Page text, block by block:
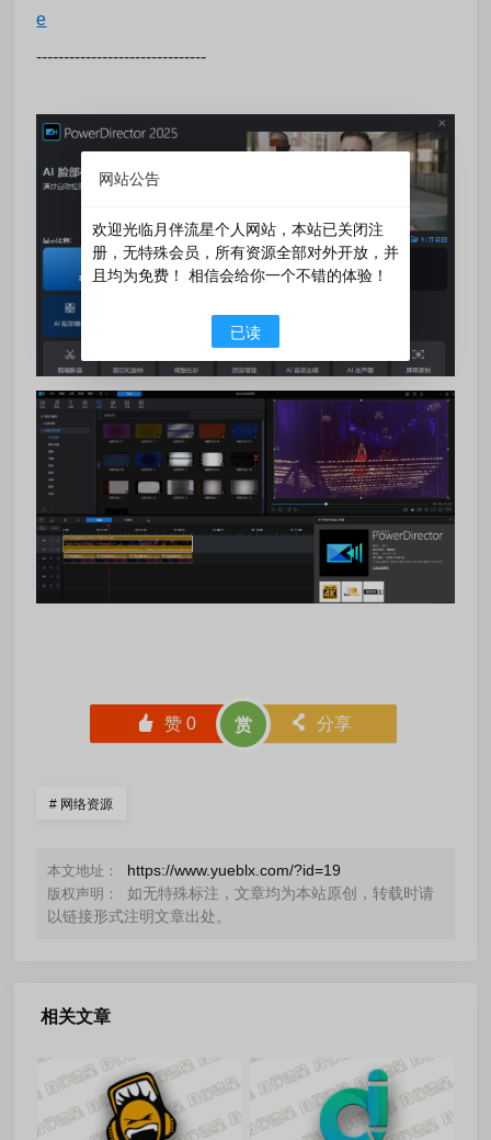
e
-------------------------------
󰄼 赞0 赏 󰄯 分享
# 网络资源
本文地址： https://www.yueblx.com/?id=19
版权声明：
如无特殊标注，文章均为本站原创，转载时请
以链接形式注明文章出处。
相关文章
网站公告
欢迎光临月伴流星个人网站，本站已关闭注
册，无特殊会员，所有资源全部对外开放，并
且均为免费！ 相信会给你一个不错的体验！
已读